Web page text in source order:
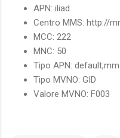
APN: iliad
Centro MMS: http://
MCC: 222
MNC: 50
Tipo APN:
Tipo MVNO: GID
Valore MVNO: F003